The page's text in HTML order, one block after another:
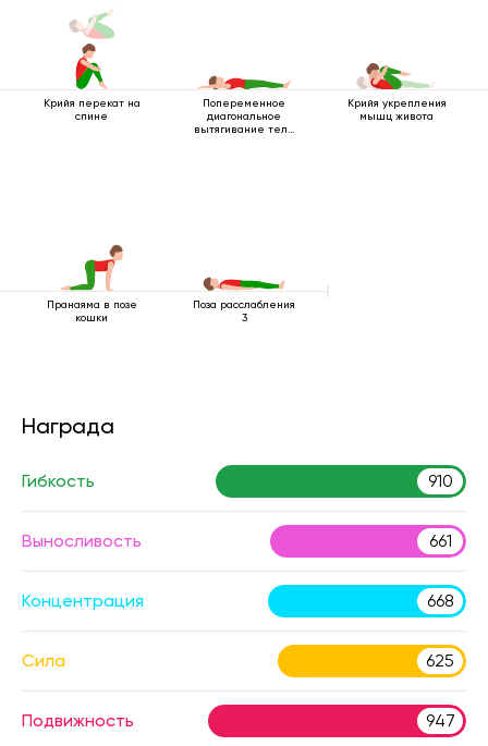
Крийя перекат на
спине
Попеременное
диагональное
вытягивание тела
Крийя укрепления
мышц живота
Пранаяма в позе
кошки
Поза расслабления
3
Награда
Гибкость 910
Выносливость 661
Концентрация 668
Сила 625
Подвижность 947